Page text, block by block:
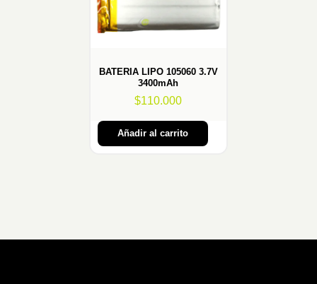
BATERIA LIPO 105060 3.7V
3400mAh
$110.000
Añadir al carrito